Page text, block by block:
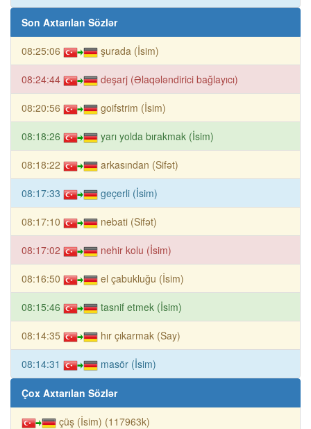
Son Axtarılan Sözlər
08:25:06 şurada (İsim)
08:24:44 deşarj (Əlaqələndirici bağlayıcı)
08:20:56 goifstrim (İsim)
08:18:26 yarı yolda bırakmak (İsim)
08:18:22 arkasından (Sifət)
08:17:33 geçerli (İsim)
08:17:10 nebati (Sifət)
08:17:02 nehir kolu (İsim)
08:16:50 el çabukluğu (İsim)
08:15:46 tasnif etmek (İsim)
08:14:35 hır çıkarmak (Say)
08:14:31 masör (İsim)
Çox Axtarılan Sözlər
çüş (İsim) (117963k)